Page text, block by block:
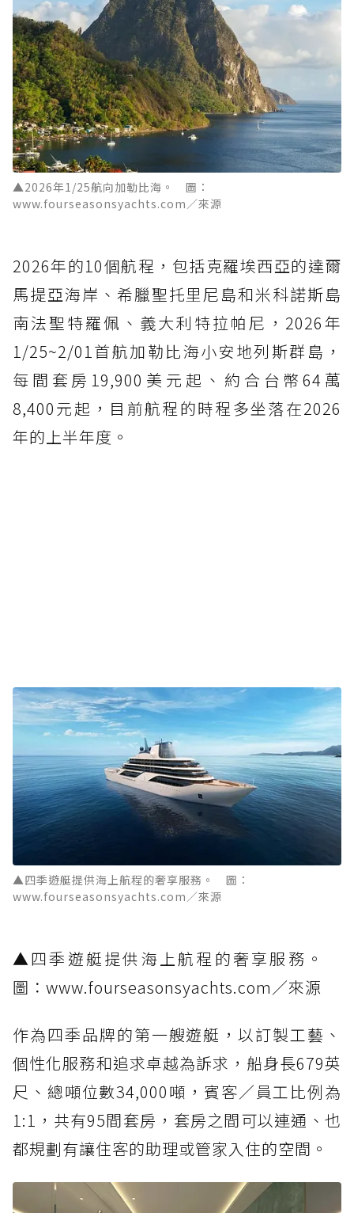
▲2026年1/25航向加勒比海。 圖：
www.fourseasonsyachts.com／來源
2026年的10個航程，包括克羅埃西亞的達爾
馬提亞海岸、希臘聖托里尼島和米科諾斯島
南法聖特羅佩、義大利特拉帕尼，2026年
1/25~2/01首航加勒比海小安地列斯群島，
每間套房19,900美元起、約合台幣64萬
8,400元起，目前航程的時程多坐落在2026
年的上半年度。
▲四季遊艇提供海上航程的奢享服務。 圖：
www.fourseasonsyachts.com／來源
▲四季遊艇提供海上航程的奢享服務。
圖：www.fourseasonsyachts.com／來源
作為四季品牌的第一艘遊艇，以訂製工藝、
個性化服務和追求卓越為訴求，船身長679英
尺、總噸位數34,000噸，賓客／員工比例為
1:1，共有95間套房，套房之間可以連通、也
都規劃有讓住客的助理或管家入住的空間。